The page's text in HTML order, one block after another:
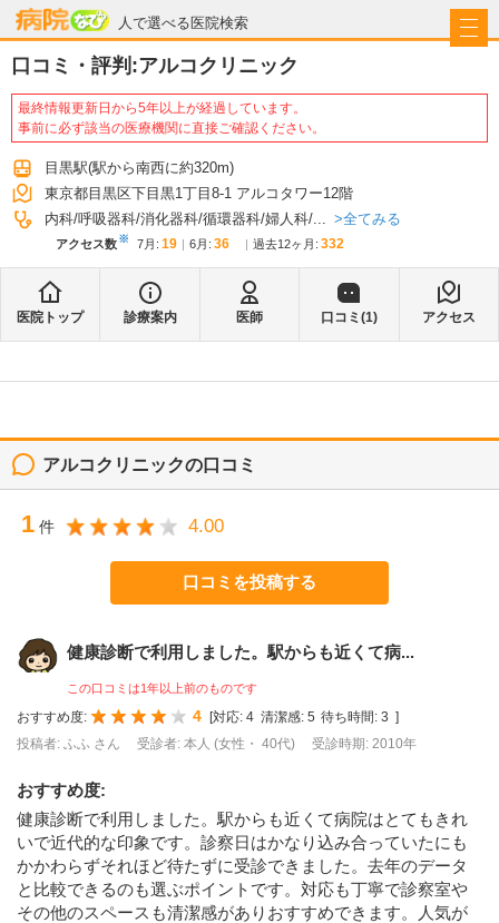
人で選べる医院検索
病院なび
口コミ・評判:アルコクリニック
最終情報更新日から5年以上が経過しています。
事前に必ず該当の医療機関に直接ご確認ください。
目黒駅(駅から南西に約320m)
東京都目黒区下目黒1丁目8-1 アルコタワー12階
内科 呼吸器科 消化器科 循環器科 婦人科 ... 全てみる
アクセス数※ 7月 : 19 6月 : 36 過去12ヶ月: 332
医院トップ 診療案内 医師 口コミ(1) アクセス
アルコクリニックの口コミ
1 件 4.00
口コミを投稿する
健康診断で利用しました。駅からも近くて病...
この口コミは1年以上前のものです
おすすめ度: 4 [対応: 4 清潔感: 5 待ち時間: 3 ]
投稿者: ふふ さん
受診者: 本人 (女性・ 40代) 受診時期: 2010年
おすすめ度:
健康診断で利用しました。駅からも近くて病院はとてもきれ
いで近代的な印象です。診察日はかなり込み合っていたにも
かかわらずそれほど待たずに受診できました。去年のデータ
と比較できるのも選ぶポイントです。対応も丁寧で診察室や
その他のスペースも清潔感がありおすすめできます。人気が